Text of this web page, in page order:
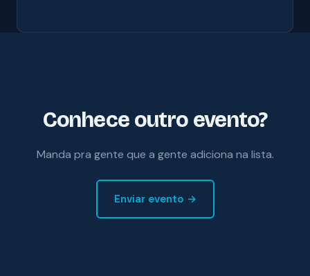
Conhece outro evento?
Manda pra gente que a gente adiciona na lista.
Enviar evento →